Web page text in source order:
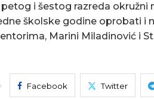
i šestog razreda
školske godine oprobati i
Marini Miladinović i
Facebook Twitter